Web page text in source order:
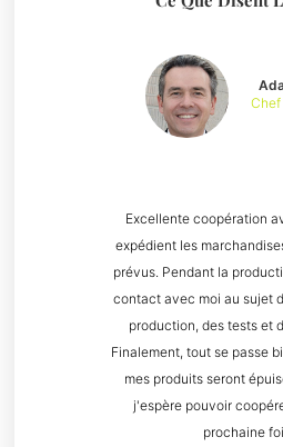
Excellente coopération
expédient les
prévus. Pendant la
contact avec moi au sujet
production, des tests et
Finalement, tout se passe
mes produits seront
j'espère pouvoir
prochaine